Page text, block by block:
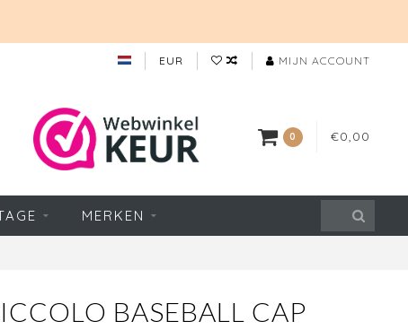
EUR MIJN ACCOUNT
0 €0,00
MERKEN
BASEBALL CAP